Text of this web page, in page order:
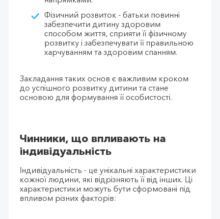
Фізичний розвиток - батьки повинні
забезпечити дитину здоровим
способом життя, сприяти її фізичному
розвитку і забезпечувати її правильною
харчуванням та здоровим спанням.
Закладання таких основ є важливим кроком
до успішного розвитку дитини та стане
основою для формування її особистості.
Чинники, що впливають на
індивідуальність
Індивідуальність - це унікальні характеристики
кожної людини, які відрізняють її від інших. Ці
характеристики можуть бути сформовані під
впливом різних факторів: